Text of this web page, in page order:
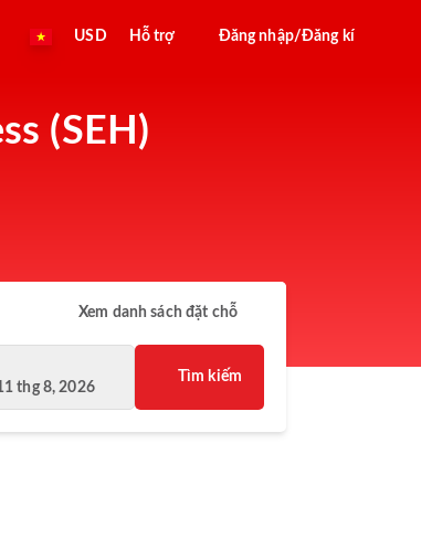
USD Hỗ trợ Đăng nhập/Đăng kí
(SEH)
Xem danh sách đặt chỗ
thg 8, 2026
Tìm kiếm